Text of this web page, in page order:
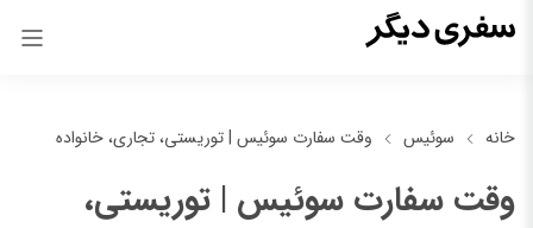
خانه سوئیس وقت سفارت سوئیس | توریستی، تجاری، خانواده
وقت سفارت سوئیس | توریستی،